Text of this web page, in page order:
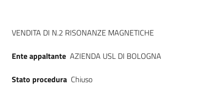
Dati del bando
VENDITA DI N.2 RISONANZE MAGNETICHE
Ente appaltante AZIENDA USL DI BOLOGNA
Stato procedura Chiuso